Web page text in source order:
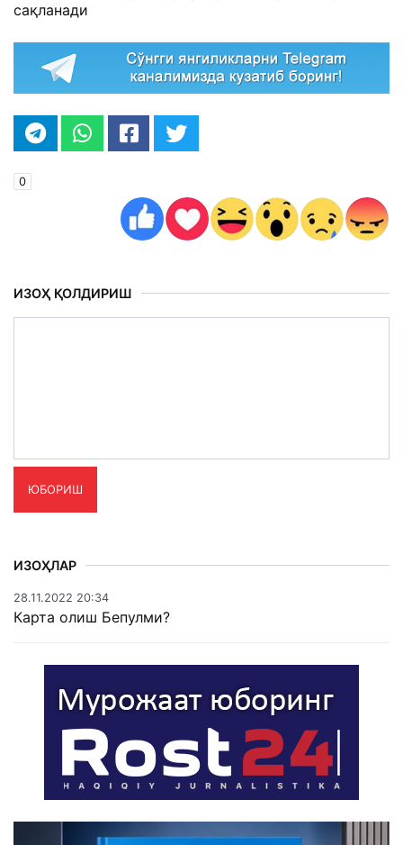
сақланади
0
ИЗОҲ ҚОЛДИРИШ
ЮБОРИШ
ИЗОҲЛАР
28.11.2022 20:34
Карта олиш Бепулми?